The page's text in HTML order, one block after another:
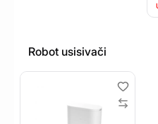
Robot usisivači